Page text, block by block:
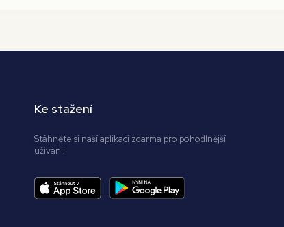
Ke stažení
Stáhněte si naší aplikaci zdarma pro pohodlnější
užívání!